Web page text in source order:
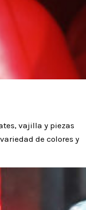
vajilla y piezas
de colores y